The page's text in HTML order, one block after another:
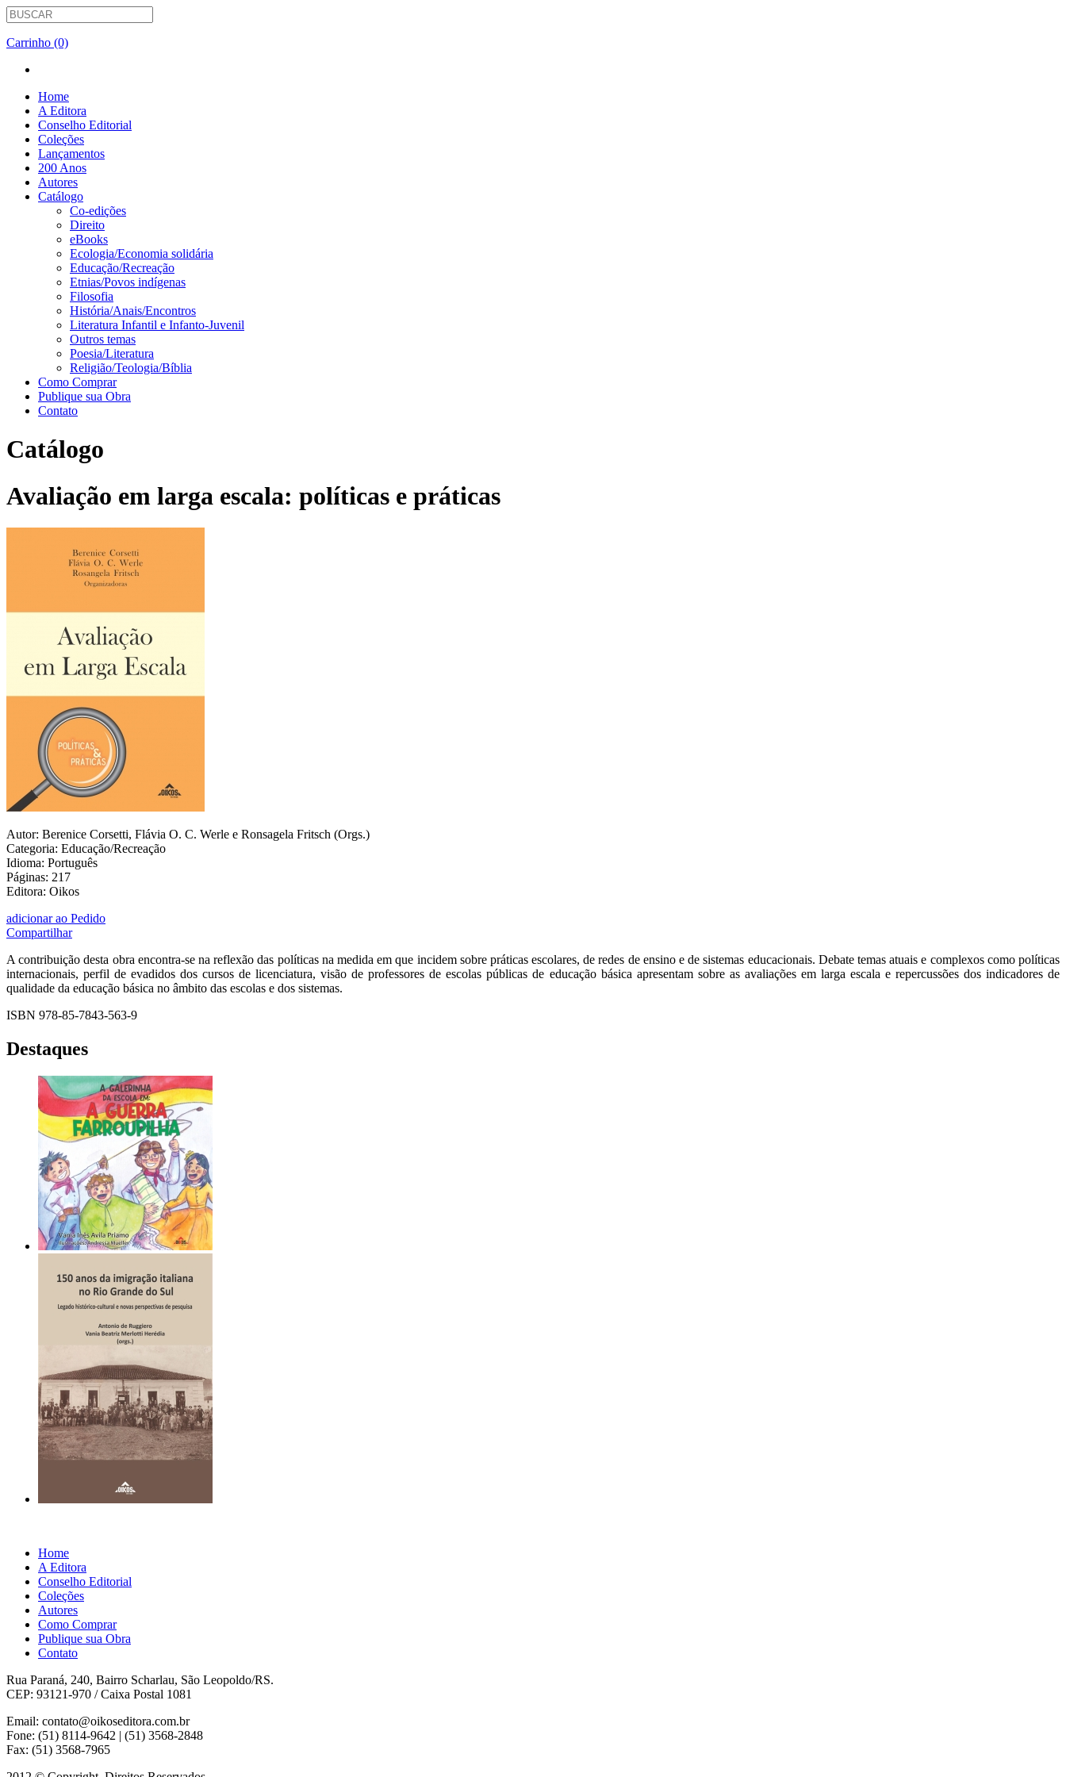
Carrinho (0)
Home
A Editora
Conselho Editorial
Coleções
Lançamentos
200 Anos
Autores
Catálogo
Co-edições
Direito
eBooks
Ecologia/Economia solidária
Educação/Recreação
Etnias/Povos indígenas
Filosofia
História/Anais/Encontros
Literatura Infantil e Infanto-Juvenil
Outros temas
Poesia/Literatura
Religião/Teologia/Bíblia
Como Comprar
Publique sua Obra
Contato
Catálogo
Avaliação em larga escala: políticas e práticas
Autor: Berenice Corsetti, Flávia O. C. Werle e Ronsagela Fritsch (Orgs.)
Categoria: Educação/Recreação
Idioma: Português
Páginas: 217
Editora: Oikos
adicionar ao Pedido
Compartilhar
A contribuição desta obra encontra-se na reflexão das políticas na medida em que incidem sobre práticas escolares, de redes de ensino e de sistemas educacionais. Debate temas atuais e complexos como políticas
internacionais, perfil de evadidos dos cursos de licenciatura, visão de professores de escolas públicas de educação básica apresentam sobre as avaliações em larga escala e repercussões dos indicadores de
qualidade da educação básica no âmbito das escolas e dos sistemas.
ISBN 978-85-7843-563-9
Destaques
Home
A Editora
Conselho Editorial
Coleções
Autores
Como Comprar
Publique sua Obra
Contato
Rua Paraná, 240, Bairro Scharlau, São Leopoldo/RS.
CEP: 93121-970 / Caixa Postal 1081
Email: contato@oikoseditora.com.br
Fone: (51) 8114-9642 | (51) 3568-2848
Fax: (51) 3568-7965